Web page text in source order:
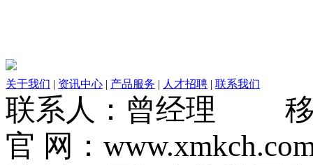
关于我们 | 资讯中心 | 产品服务 | 人才招聘 | 联系我们
联系人：曾经理 移
官 网：